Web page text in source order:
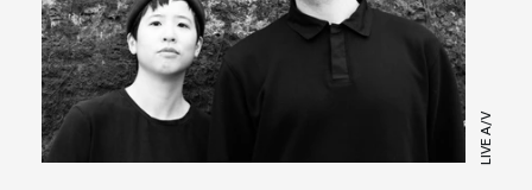
LIVE A/V